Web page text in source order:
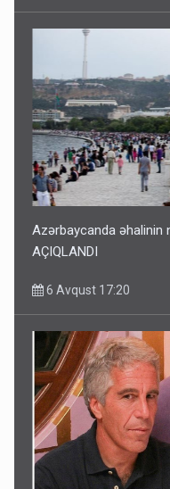
Azərbaycanda əhalinin
AÇIQLANDI
6 Avqust 17:20